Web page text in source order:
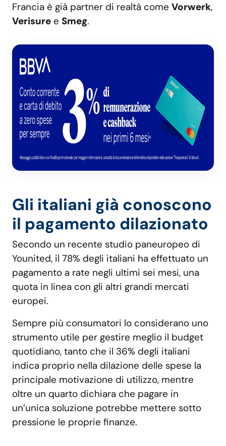
Francia è già partner di realtà come Vorwerk,
Verisure e Smeg.
Gli italiani già conoscono
il pagamento dilazionato
Secondo un recente studio paneuropeo di
Younited, il 78% degli italiani ha effettuato un
pagamento a rate negli ultimi sei mesi, una
quota in linea con gli altri grandi mercati
europei.
Sempre più consumatori lo considerano uno
strumento utile per gestire meglio il budget
quotidiano, tanto che il 36% degli italiani
indica proprio nella dilazione delle spese la
principale motivazione di utilizzo, mentre
oltre un quarto dichiara che pagare in
un’unica soluzione potrebbe mettere sotto
pressione le proprie finanze.